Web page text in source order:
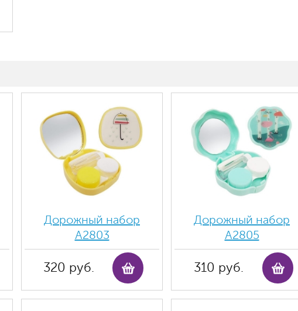
Дорожный набор
А2803
320 руб.
Дорожный набор
А2805
310 руб.